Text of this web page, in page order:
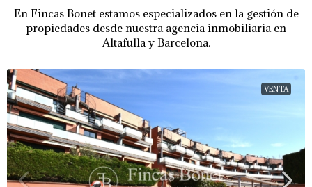
En Fincas Bonet estamos especializados en la gestión de
propiedades desde nuestra agencia inmobiliaria en
Altafulla y Barcelona.
VENTA